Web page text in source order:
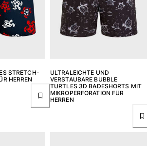
STRETCH-
HERREN
ULTRALEICHTE UND
VERSTAUBARE BUBBLE
TURTLES 3D BADESHORTS MIT
MIKROPERFORATION FÜR
HERREN